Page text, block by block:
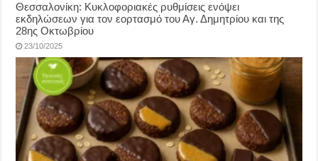
Θεσσαλονίκη: Κυκλοφοριακές ρυθμίσεις ενόψει
εκδηλώσεων για τον εορτασμό του Αγ. Δημητρίου και της
28ης Οκτωβρίου
23/10/2025